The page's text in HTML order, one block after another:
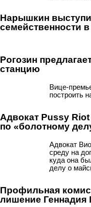
Нарышкин
семейственности
Рогозин
станцию
Вице-
построить
Адвокат Pussy Riot
по «болотному
Адвокат
среду на
куда она
делу о
Профильная
лишение Геннадия